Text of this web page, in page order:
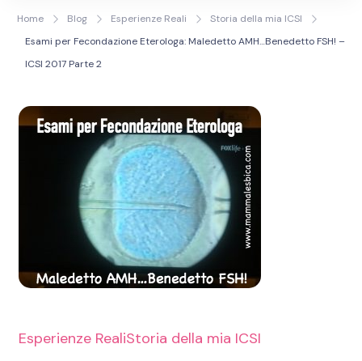
Fecondazione Assistita
Eterologa | Realizza il tuo
A Tutte le Aspiranti Mamme di PANCIA e di
CUORE…al Diritto di Amare Liberamente e
Accedere Liberamente all' ETEROLOGA
Home Blog Esperienze Reali
Storia della mia ICSI
Esami per Fecondazione Eterologa: Maledetto AMH…Benedetto FSH! –
ICSI 2017 Parte 2
Esperienze RealiStoria della mia ICSI